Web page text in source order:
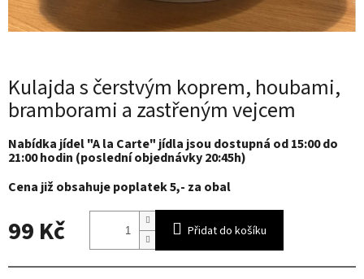
Kulajda s čerstvým koprem, houbami,
bramborami a zastřeným vejcem
Nabídka jídel "A la Carte" jídla jsou dostupná od 15:00 do
21:00 hodin (poslední objednávky 20:45h)
Cena již obsahuje poplatek 5,- za obal
99 Kč
cena:
Přidat do košíku